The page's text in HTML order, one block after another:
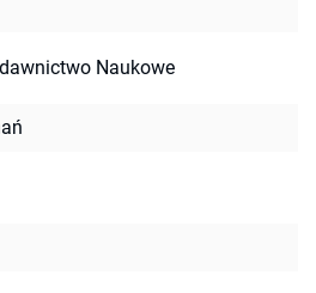
Naukowe